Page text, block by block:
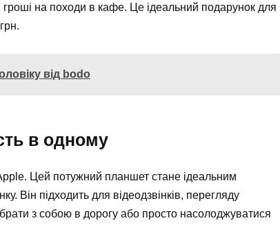
на походи в кафе. Це ідеальний подарунок для
від bodo
в одному
Цей потужний планшет стане ідеальним
Він підходить для відеодзвінків, перегляду
брати з собою в дорогу або просто насолоджуватися